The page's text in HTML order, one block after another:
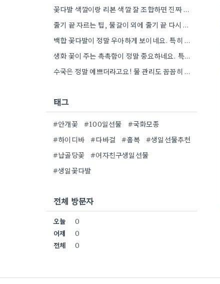
꽃다발 색깔이랑 리본 색깔 잘 조합하면 진짜 멋있더라구요.
줄기 끝 자르는 팁, 물갈이 외에 줄기 끝 다시 자르는 방법도 있네요. 그거 완전 꿀팁인…
백합 꽃다발이 정말 우아하게 보이네요. 특히 흰색이나 연한 색 계열이 안전한 선택인 것 같아요.
생화 꽃이 주는 촉촉함이 정말 중요하네요. 특히 겹벚꽃은 사진으로는 다르게 보인다는 점, 실제로 보러 가봐야…
수국은 정말 예쁘더라고요! 물 관리도 꼼꼼히 해야 오래 볼 수 있을 텐데, 제가 좀 덜…
태그
#안개꽃 #100일선물
#국화모종
#하이디바
#다바걸 #홀복
#생일선물추천
#납골당꽃
#여자친구생일선물
#생일꽃다발
전체 방문자
오늘
0
어제
0
전체
0